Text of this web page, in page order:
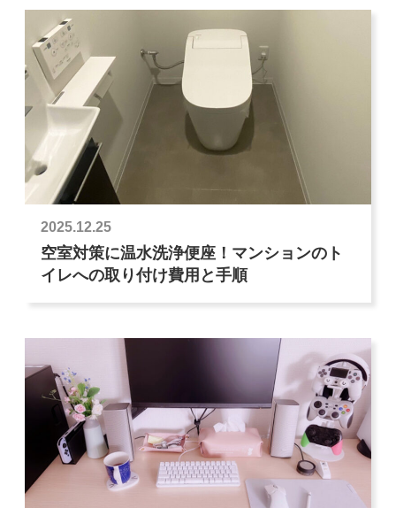
2025.12.25
空室対策に温水洗浄便座！マンションのト
イレへの取り付け費用と手順